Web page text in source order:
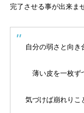
完了させる事が出来ま
自分の弱さと向き
薄い皮を一枚ず
気づけば崩れりこ